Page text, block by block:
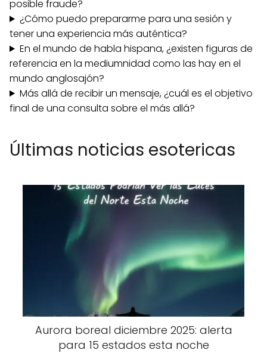
posible fraude?
¿Cómo puedo prepararme para una sesión y
tener una experiencia más auténtica?
En el mundo de habla hispana, ¿existen figuras de
referencia en la mediumnidad como las hay en el
mundo anglosajón?
Más allá de recibir un mensaje, ¿cuál es el objetivo
final de una consulta sobre el más allá?
Últimas noticias esotericas
Aurora boreal diciembre 2025: alerta
para 15 estados esta noche